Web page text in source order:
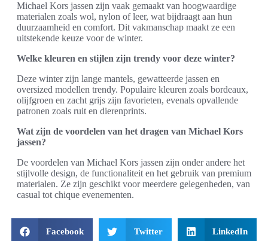
Michael Kors jassen zijn vaak gemaakt van hoogwaardige
materialen zoals wol, nylon of leer, wat bijdraagt aan hun
duurzaamheid en comfort. Dit vakmanschap maakt ze een
uitstekende keuze voor de winter.
Welke kleuren en stijlen zijn trendy voor deze winter?
Deze winter zijn lange mantels, gewatteerde jassen en
oversized modellen trendy. Populaire kleuren zoals bordeaux,
olijfgroen en zacht grijs zijn favorieten, evenals opvallende
patronen zoals ruit en dierenprints.
Wat zijn de voordelen van het dragen van Michael Kors
jassen?
De voordelen van Michael Kors jassen zijn onder andere het
stijlvolle design, de functionaliteit en het gebruik van premium
materialen. Ze zijn geschikt voor meerdere gelegenheden, van
casual tot chique evenementen.
Facebook Twitter LinkedIn